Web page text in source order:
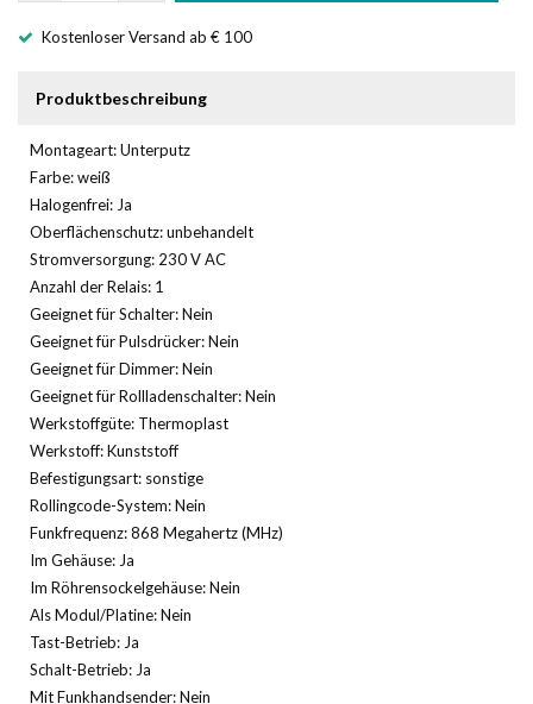
Kostenloser Versand ab € 100
Produktbeschreibung
Montageart: Unterputz
Farbe: weiß
Halogenfrei: Ja
Oberflächenschutz: unbehandelt
Stromversorgung: 230 V AC
Anzahl der Relais: 1
Geeignet für Schalter: Nein
Geeignet für Pulsdrücker: Nein
Geeignet für Dimmer: Nein
Geeignet für Rollladenschalter: Nein
Werkstoffgüte: Thermoplast
Werkstoff: Kunststoff
Befestigungsart: sonstige
Rollingcode-System: Nein
Funkfrequenz: 868 Megahertz (MHz)
Im Gehäuse: Ja
Im Röhrensockelgehäuse: Nein
Als Modul/Platine: Nein
Tast-Betrieb: Ja
Schalt-Betrieb: Ja
Mit Funkhandsender: Nein